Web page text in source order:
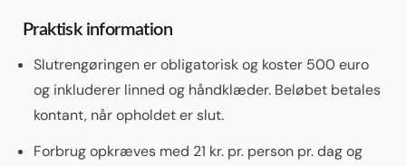
Praktisk information
Slutrengøringen er obligatorisk og koster 500 euro
og inkluderer linned og håndklæder. Beløbet betales
kontant, når opholdet er slut.
Forbrug opkræves med 21 kr. pr. person pr. dag og